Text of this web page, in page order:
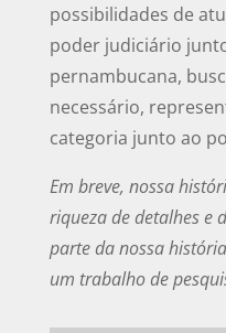
possibilidades de
poder judiciário
pernambucana,
necessário,
categoria junto ao
Em breve, nossa
riqueza de detalhes e
parte da nossa
um trabalho de